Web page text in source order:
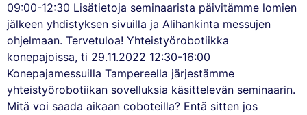
09:00-12:30 Lisätietoja seminaarista päivitämme lomien
jälkeen yhdistyksen sivuilla ja Alihankinta messujen
ohjelmaan. Tervetuloa! Yhteistyörobotiikka
konepajoissa, ti 29.11.2022 12:30-16:00
Konepajamessuilla Tampereella järjestämme
yhteistyörobotiikan sovelluksia käsittelevän seminaarin.
Mitä voi saada aikaan coboteilla? Entä sitten jos